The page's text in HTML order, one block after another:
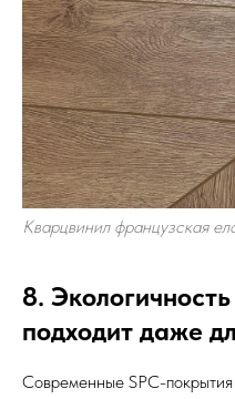
Кварцвинил французская
8.
подходит даже
Современные SPC-